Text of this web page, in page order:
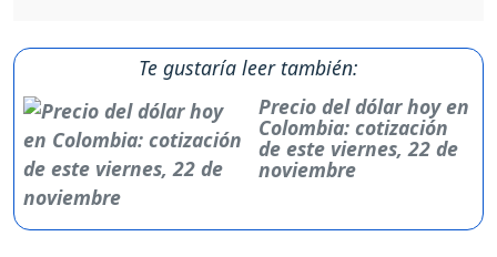
Te gustaría leer también:
Precio del dólar hoy en
Colombia: cotización
de este viernes, 22 de
noviembre